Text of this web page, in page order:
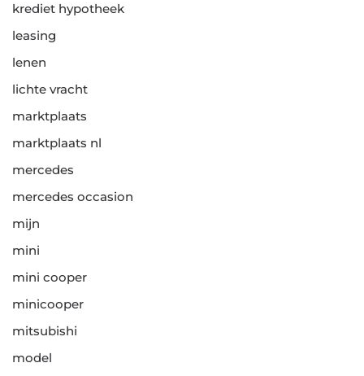
krediet hypotheek
leasing
lenen
lichte vracht
marktplaats
marktplaats nl
mercedes
mercedes occasion
mijn
mini
mini cooper
minicooper
mitsubishi
model